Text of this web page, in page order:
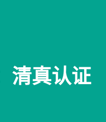
清真认证